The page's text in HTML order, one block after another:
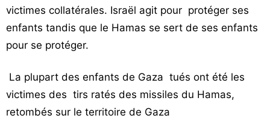
victimes collatérales. Israël agit pour protéger ses
enfants tandis que le Hamas se sert de ses enfants
pour se protéger.
La plupart des enfants de Gaza tués ont été les
victimes des tirs ratés des missiles du Hamas,
retombés sur le territoire de Gaza